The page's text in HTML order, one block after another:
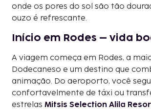
onde os pores do sol são tão
ouzo é refrescante.
Início em Rodes – vida
A viagem começa em Rodes, a
Dodecaneso e um destino que
animação. Do aeroporto, você
confortavelmente de táxi ou
estrelas Mitsis Selection Alila